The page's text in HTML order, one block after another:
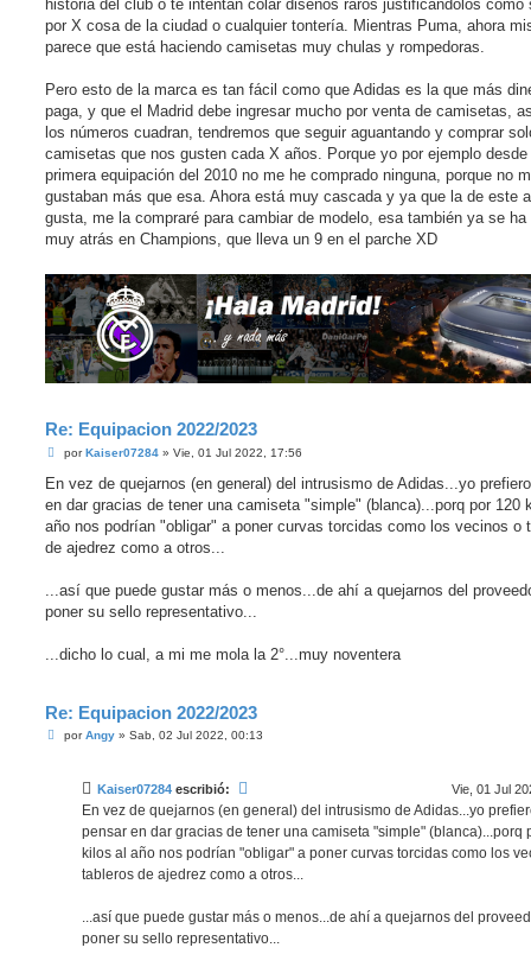
historia del club o te intentan colar diseños raros justificandolos como
por X cosa de la ciudad o cualquier tontería. Mientras Puma, ahora
parece que está haciendo camisetas muy chulas y rompedoras.
Pero esto de la marca es tan fácil como que Adidas es la que más
paga, y que el Madrid debe ingresar mucho por venta de camisetas,
los números cuadran, tendremos que seguir aguantando y comprar
camisetas que nos gusten cada X años. Porque yo por ejemplo desde
primera equipación del 2010 no me he comprado ninguna, porque no
gustaban más que esa. Ahora está muy cascada y ya que la de este
gusta, me la compraré para cambiar de modelo, esa también ya se ha
muy atrás en Champions, que lleva un 9 en el parche XD
Re: Equipacion 2022/2023
M
n
a
j
porKaiser07284» Vie, 01 Jul 2022, 17:56
En vez de quejarnos (en general) del intrusismo de Adidas...yo
en dar gracias de tener una camiseta "simple" (blanca)...porq por 120
año nos podrían "obligar" a poner curvas torcidas como los vecinos o
de ajedrez como a otros...
...así que puede gustar más o menos...de ahí a quejarnos del
poner su sello representativo...
...dicho lo cual, a mi me mola la 2°...muy noventera
Re: Equipacion 2022/2023
MporAngy» Sab, 02 Jul 2022, 00:13
Kaiser07284 escribió: Vie, 01 Jul
En vez de quejarnos (en general) del intrusismo de Adidas...yo
pensar en dar gracias de tener una camiseta "simple" (blanca)...porq
kilos al año nos podrían "obligar" a poner curvas torcidas como los
tableros de ajedrez como a otros...
...así que puede gustar más o menos...de ahí a quejarnos del
poner su sello representativo...